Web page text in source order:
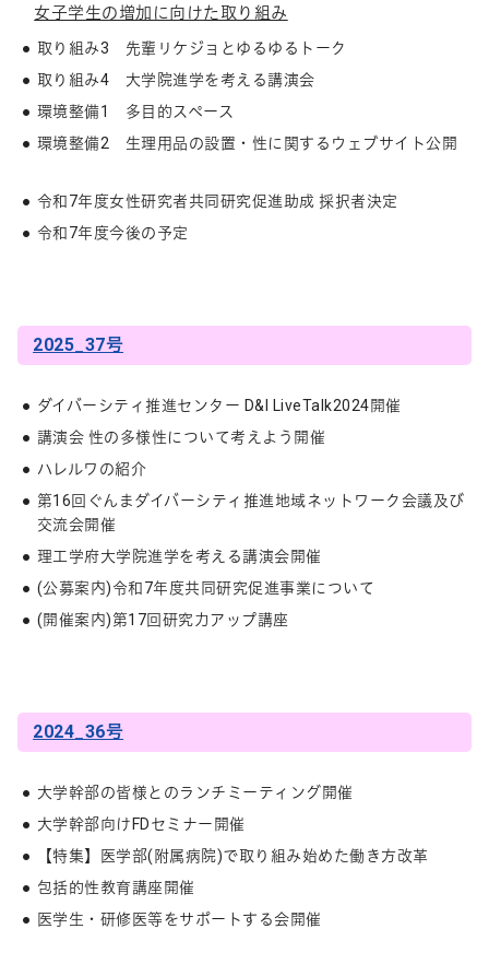
女子学生の増加に向けた取り組み
取り組み3 先輩リケジョとゆるゆるトーク
取り組み4 大学院進学を考える講演会
環境整備1 多目的スペース
環境整備2 生理用品の設置・性に関するウェブサイト公開
令和7年度女性研究者共同研究促進助成 採択者決定
令和7年度今後の予定
2025_37号
ダイバーシティ推進センター D&I LiveTalk2024開催
講演会 性の多様性について考えよう開催
ハレルワの紹介
第16回ぐんまダイバーシティ推進地域ネットワーク会議及び
交流会開催
理工学府大学院進学を考える講演会開催
(公募案内)令和7年度共同研究促進事業について
(開催案内)第17回研究力アップ講座
2024_36号
大学幹部の皆様とのランチミーティング開催
大学幹部向けFDセミナー開催
【特集】医学部(附属病院)で取り組み始めた働き方改革
包括的性教育講座開催
医学生・研修医等をサポートする会開催